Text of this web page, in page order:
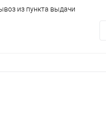
из пункта выдачи